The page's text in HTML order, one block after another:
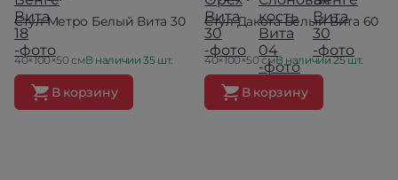
Стул Метро Белый Вита 30
40×100×50 смВ наличии 35 шт.
В корзину
Стул Дакота Белый Вита 60
40×100×50 смВ наличии 25 шт.
В корзину